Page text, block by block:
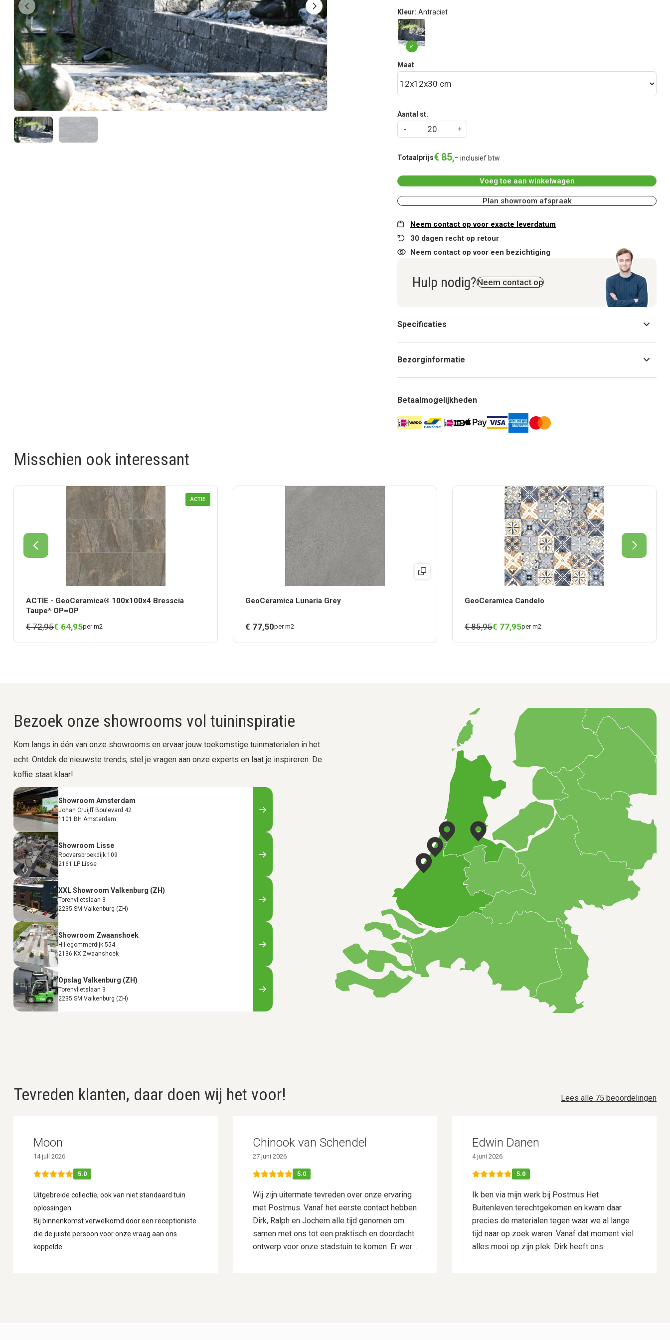
Kleur: Antraciet
Maat
Aantal st.
Totaalprijs€ 85,- inclusief btw
Voeg toe aan winkelwagen
Plan showroom afspraak
Neem contact op voor exacte leverdatum
30 dagen recht op retour
Neem contact op voor een bezichtiging
Hulp nodig?Neem contact op
Specificaties
Bezorginformatie
Betaalmogelijkheden
Misschien ook interessant
ACTIE
ACTIE - GeoCeramica® 100x100x4 Bresscia
Taupe* OP=OP
€ 72,95€ 64,95per m2
GeoCeramica Lunaria Grey
€ 77,50per m2
GeoCeramica Candelo
€ 85,95€ 77,95per m2
Bezoek onze showrooms vol tuininspiratie
Kom langs in één van onze showrooms en ervaar jouw toekomstige tuinmaterialen in het
echt. Ontdek de nieuwste trends, stel je vragen aan onze experts en laat je inspireren. De
koffie staat klaar!
Showroom Amsterdam
Johan Cruijff Boulevard 42
1101 BH Amsterdam
Showroom Lisse
Rooversbroekdijk 109
2161 LP Lisse
XXL Showroom Valkenburg (ZH)
Torenvlietslaan 3
2235 SM Valkenburg (ZH)
Showroom Zwaanshoek
Hillegommerdijk 554
2136 KX Zwaanshoek
Opslag Valkenburg (ZH)
Torenvlietslaan 3
2235 SM Valkenburg (ZH)
Tevreden klanten, daar doen wij het voor! Lees alle 75 beoordelingen
Moon
14 juli 2026
5.0
Uitgebreide collectie, ook van niet standaard tuin
oplossingen.
Bij binnenkomst verwelkomd door een receptioniste
die de juiste persoon voor onze vraag aan ons
koppelde.
Chinook van Schendel
27 juni 2026
5.0
Wij zijn uitermate tevreden over onze ervaring
met Postmus. Vanaf het eerste contact hebben
Dirk, Ralph en Jochem alle tijd genomen om
samen met ons tot een praktisch en doordacht
ontwerp voor onze stadstuin te komen. Er werd
Edwin Danen
4 juni 2026
5.0
Ik ben via mijn werk bij Postmus Het
Buitenleven terechtgekomen en kwam daar
precies de materialen tegen waar we al lange
tijd naar op zoek waren. Vanaf dat moment viel
alles mooi op zijn plek. Dirk heeft ons